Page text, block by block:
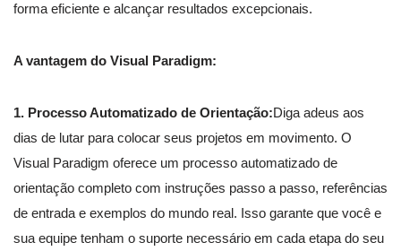
forma eficiente e alcançar resultados excepcionais.
A vantagem do Visual Paradigm:
1. Processo Automatizado de Orientação:Diga adeus aos
dias de lutar para colocar seus projetos em movimento. O
Visual Paradigm oferece um processo automatizado de
orientação completo com instruções passo a passo, referências
de entrada e exemplos do mundo real. Isso garante que você e
sua equipe tenham o suporte necessário em cada etapa do seu